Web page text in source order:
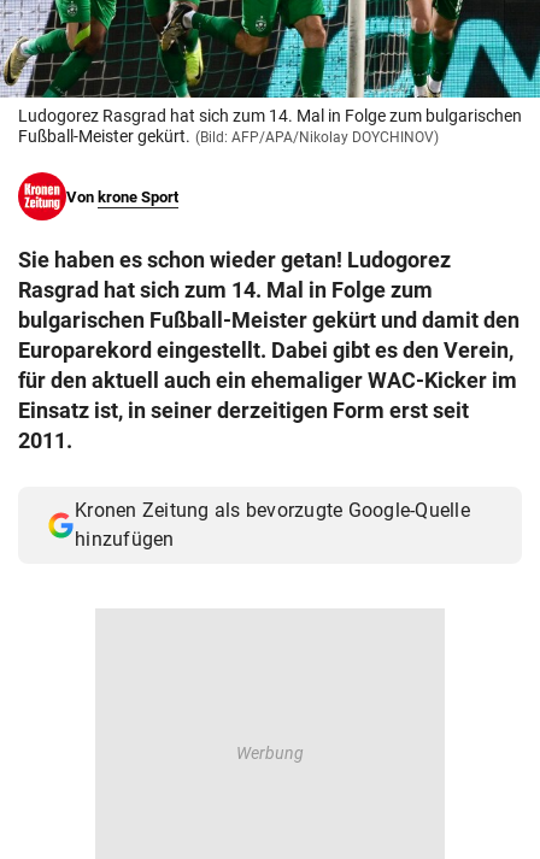
© Krone Multimedia GmbH & Co KG 2026
Muthgasse 2, 1190 Wien
Ludogorez Rasgrad hat sich zum 14. Mal in Folge zum bulgarischen
Fußball-Meister gekürt. (Bild: AFP/APA/Nikolay DOYCHINOV)
Von krone Sport
Sie haben es schon wieder getan! Ludogorez
Rasgrad hat sich zum 14. Mal in Folge zum
bulgarischen Fußball-Meister gekürt und damit den
Europarekord eingestellt. Dabei gibt es den Verein,
für den aktuell auch ein ehemaliger WAC-Kicker im
Einsatz ist, in seiner derzeitigen Form erst seit
2011.
Kronen Zeitung als bevorzugte Google-Quelle
hinzufügen